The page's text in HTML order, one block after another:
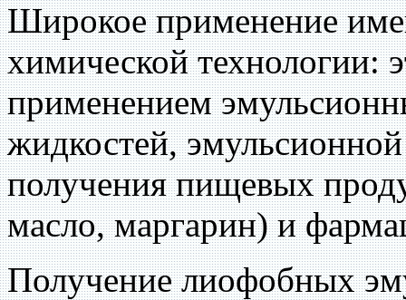
Широкое применение
химической технологии:
применением
жидкостей,
получения пищевых
масло, маргарин) и
Получение лиофобных